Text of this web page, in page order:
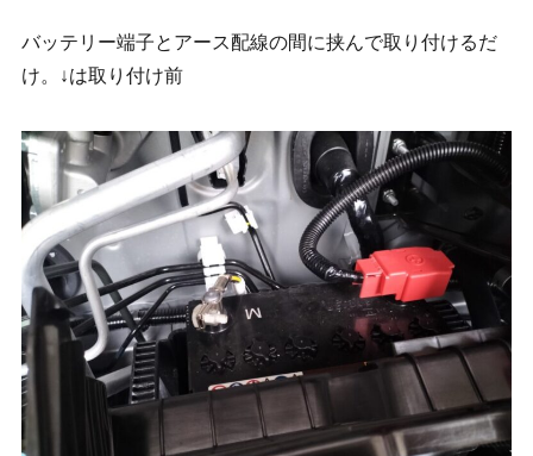
バッテリー端子とアース配線の間に挟んで取り付けるだ
け。↓は取り付け前